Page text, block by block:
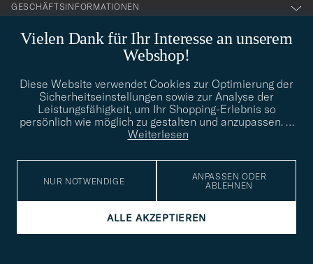
Vielen Dank für Ihr Interesse an unserem
Webshop!
Diese Website verwendet Cookies zur Optimierung der
Sicherheitseinstellungen sowie zur Analyse der
Leistungsfähigkeit, um Ihr Shopping-Erlebnis so
persönlich wie möglich zu gestalten und anzupassen. …
Weiterlesen
NUR NOTWENDIGE
ANPASSEN ODER
ABLEHNEN
ALLE AKZEPTIEREN
GESCHÄFTSINFORMATIONEN
info@careofcarl.de
Benötigen Sie Hilfe bei der Suche nach Ihrem persönlichen Stil?
Wenden Sie sich an uns, wir helfen Ihnen gerne weiter!
STILBERATUNG